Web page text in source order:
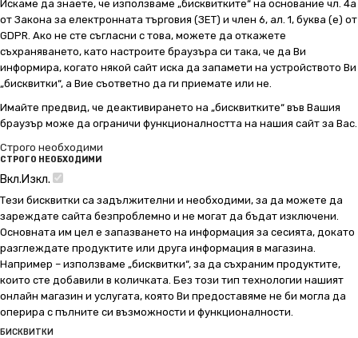
Искаме да знаете, че използваме „бисквитките“ на основание чл. 4а
от Закона за електронната търговия (ЗЕТ) и член 6, ал. 1, буква (е) от
GDPR. Ако не сте съгласни с това, можете да откажете
съхраняването, като настроите браузъра си така, че да Ви
информира, когато някой сайт иска да запамети на устройството Ви
„бисквитки“, а Вие съответно да ги приемате или не.
Имайте предвид, че деактивирането на „бисквитките“ във Вашия
браузър може да ограничи функционалността на нашия сайт за Вас.
Строго необходими
СТРОГО НЕОБХОДИМИ
Вкл.Изкл.
Тези бисквитки са задължителни и необходими, за да можете да
зареждате сайта безпроблемно и не могат да бъдат изключени.
Основната им цел е запазването на информация за сесията, докато
разглеждате продуктите или друга информация в магазина.
Например – използваме „бисквитки“, за да съхраним продуктите,
които сте добавили в количката. Без този тип технологии нашият
онлайн магазин и услугата, която Ви предоставяме не би могла да
оперира с пълните си възможности и функционалности.
БИСКВИТКИ